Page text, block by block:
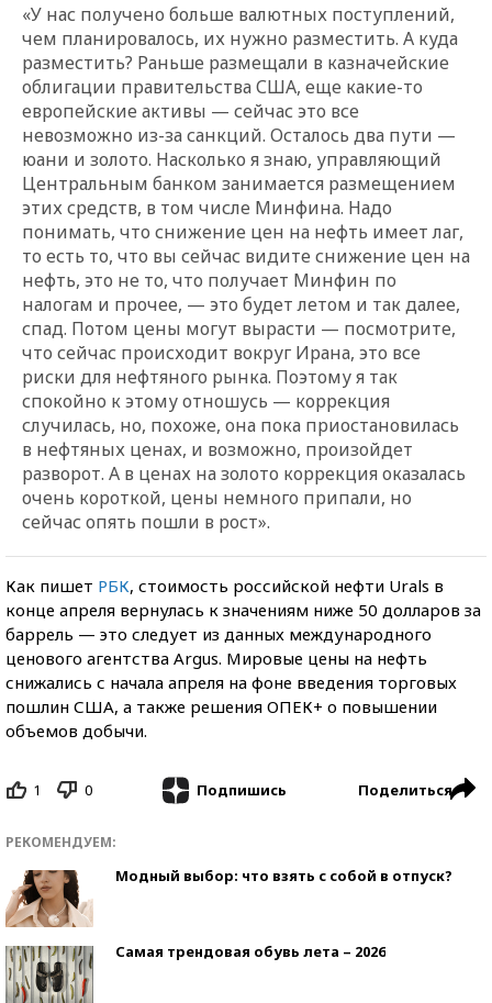
«У нас получено больше валютных поступлений,
чем планировалось, их нужно разместить. А куда
разместить? Раньше размещали в казначейские
облигации правительства США, еще какие-то
европейские активы — сейчас это все
невозможно из-за санкций. Осталось два пути —
юани и золото. Насколько я знаю, управляющий
Центральным банком занимается размещением
этих средств, в том числе Минфина. Надо
понимать, что снижение цен на нефть имеет лаг,
то есть то, что вы сейчас видите снижение цен на
нефть, это не то, что получает Минфин по
налогам и прочее, — это будет летом и так далее,
спад. Потом цены могут вырасти — посмотрите,
что сейчас происходит вокруг Ирана, это все
риски для нефтяного рынка. Поэтому я так
спокойно к этому отношусь — коррекция
случилась, но, похоже, она пока приостановилась
в нефтяных ценах, и возможно, произойдет
разворот. А в ценах на золото коррекция оказалась
очень короткой, цены немного припали, но
сейчас опять пошли в рост».
Как пишет РБК, стоимость российской нефти Urals в
конце апреля вернулась к значениям ниже 50 долларов за
баррель — это следует из данных международного
ценового агентства Argus. Мировые цены на нефть
снижались с начала апреля на фоне введения торговых
пошлин США, а также решения ОПЕК+ о повышении
объемов добычи.
1 0 Подпишись Поделиться
РЕКОМЕНДУЕМ:
Модный выбор: что взять с собой в отпуск?
Самая трендовая обувь лета – 2026